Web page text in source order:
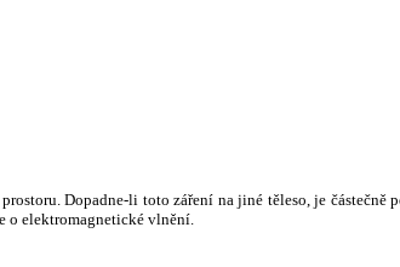
Dopadne-li toto záření na jiné těleso, je částečně
o elektromagnetické vlnění.